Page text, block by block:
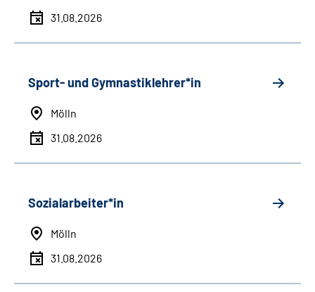
31.08.2026
Sport- und Gymnastiklehrer*in
Mölln
31.08.2026
Sozialarbeiter*in
Mölln
31.08.2026